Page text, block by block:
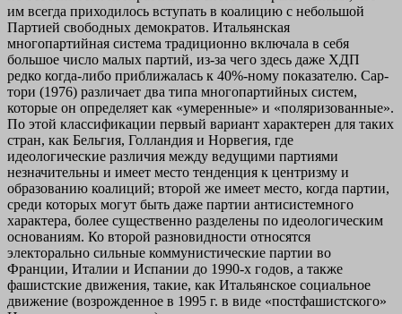
им всегда приходилось вступать в коалицию с небольшой
Партией свободных демократов. Итальянская
многопартийная система традиционно включала в себя
большое число малых партий, из-за чего здесь даже ХДП
редко когда-либо приближалась к 40%-ному показателю. Сар-
тори (1976) различает два типа многопартийных систем,
которые он определяет как «умеренные» и «поляризованные».
По этой классификации первый вариант характерен для таких
стран, как Бельгия, Голландия и Норвегия, где
идеологические различия между ведущими партиями
незначительны и имеет место тенденция к центризму и
образованию коалиций; второй же имеет место, когда партии,
среди которых могут быть даже партии антисистемного
характера, более существенно разделены по идеологическим
основаниям. Ко второй разновидности относятся
электорально сильные коммунистические партии во
Франции, Италии и Испании до 1990-х годов, а также
фашистские движения, такие, как Итальянское социальное
движение (возрожденное в 1995 г. в виде «постфашистского»